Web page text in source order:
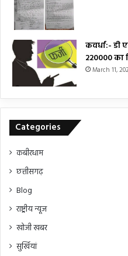
कवर्धा:- डी
₹220000 का
March 11,
Categories
कबीरधाम
छत्तीसगढ़
Blog
राष्ट्रीय न्यूज
खोजी खबर
सुर्खियां